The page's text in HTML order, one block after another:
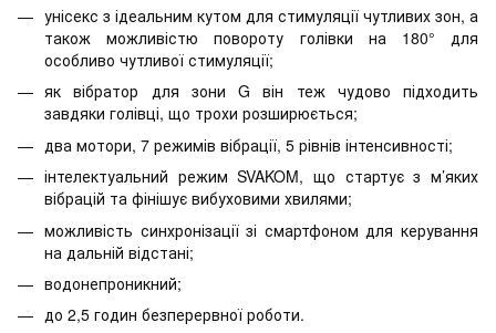
унісекс з ідеальним кутом для стимуляції чутливих зон, а
також можливістю повороту голівки на 180° для
особливо чутливої стимуляції;
як вібратор для зони G він теж чудово підходить
завдяки голівці, що трохи розширюється;
два мотори, 7 режимів вібрації, 5 рівнів інтенсивності;
інтелектуальний режим SVAKOM, що стартує з м’яких
вібрацій та фінішує вибуховими хвилями;
можливість синхронізації зі смартфоном для керування
на дальній відстані;
водонепроникний;
до 2,5 годин безперервної роботи.